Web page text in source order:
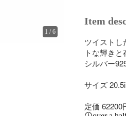
1 /6
Item
ツイストし
トな輝きと
シルバー
サイズ
定価 62200